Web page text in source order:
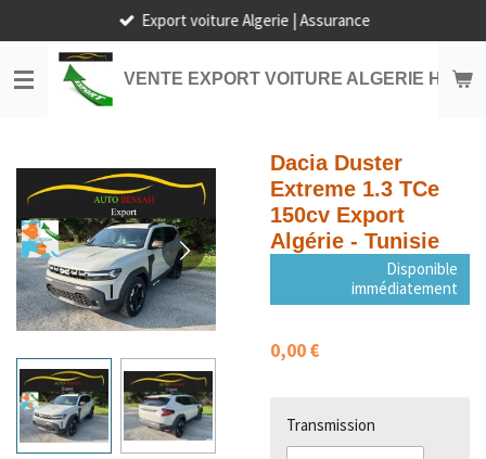
au
contenu
principal
VENTE EXPORT VOITURE ALGERIE HORS
Export voiture Algerie | Assurance
Dacia Duster
Extreme 1.3 TCe
150cv Export
Algérie - Tunisie
Disponible
immédiatement
0,00 €
Transmission